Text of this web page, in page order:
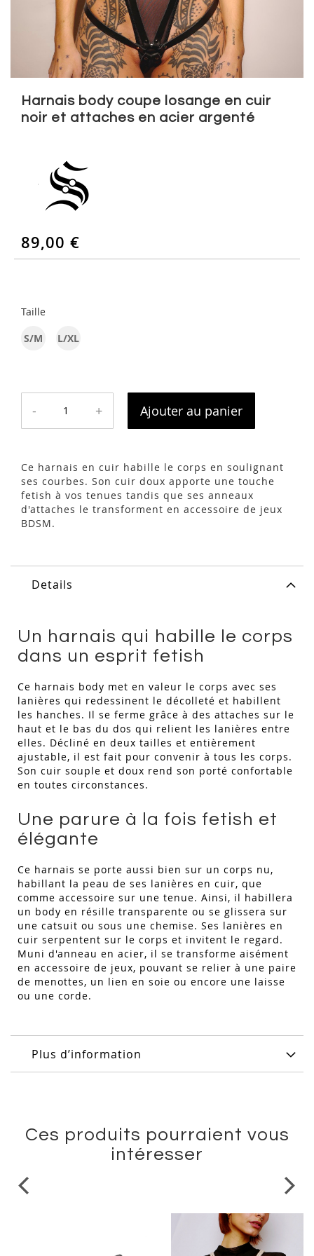
the
beginning
gallery
Harnais body coupe losange en cuir
noir et attaches en acier argenté
89,00 €
Taille
S/M
L/XL
- + Ajouter au panier
Ce harnais en cuir habille le corps en soulignant
ses courbes. Son cuir doux apporte une touche
fetish à vos tenues tandis que ses anneaux
d'attaches le transforment en accessoire de jeux
BDSM.
Details
Un harnais qui habille le corps
dans un esprit fetish
Ce harnais body met en valeur le corps avec ses
lanières qui redessinent le décolleté et habillent
les hanches. Il se ferme grâce à des attaches sur le
haut et le bas du dos qui relient les lanières entre
elles. Décliné en deux tailles et entièrement
ajustable, il est fait pour convenir à tous les corps.
Son cuir souple et doux rend son porté confortable
en toutes circonstances.
Une parure à la fois fetish et
élégante
Ce harnais se porte aussi bien sur un corps nu,
habillant la peau de ses lanières en cuir, que
comme accessoire sur une tenue. Ainsi, il habillera
un body en résille transparente ou se glissera sur
une catsuit ou sous une chemise. Ses lanières en
cuir serpentent sur le corps et invitent le regard.
Muni d'anneau en acier, il se transforme aisément
en accessoire de jeux, pouvant se relier à une paire
de menottes, un lien en soie ou encore une laisse
ou une corde.
Plus d’information
Ces produits pourraient vous
intéresser